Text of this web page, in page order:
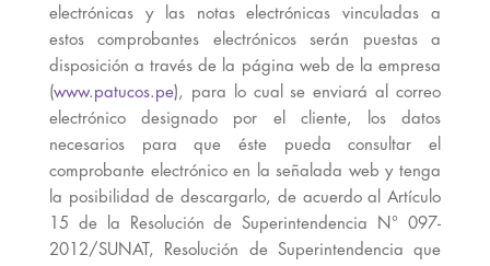
electrónicas y las notas electrónicas vinculadas a
estos comprobantes electrónicos serán puestas a
disposición a través de la página web de la empresa
(www.patucos.pe), para lo cual se enviará al correo
electrónico designado por el cliente, los datos
necesarios para que éste pueda consultar el
comprobante electrónico en la señalada web y tenga
la posibilidad de descargarlo, de acuerdo al Artículo
15 de la Resolución de Superintendencia N° 097-
2012/SUNAT, Resolución de Superintendencia que